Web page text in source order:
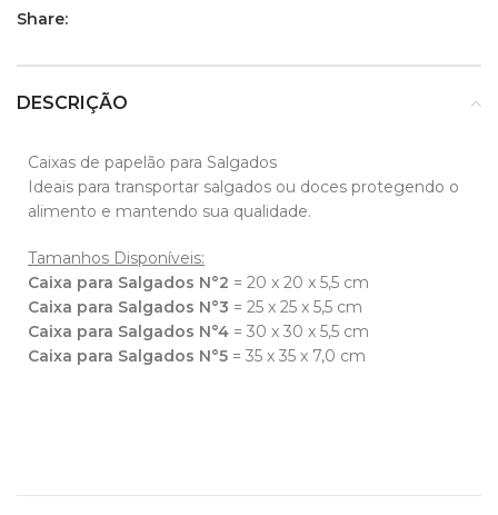
Share:
DESCRIÇÃO
Caixas de papelão para Salgados
Ideais para transportar salgados ou doces protegendo o
alimento e mantendo sua qualidade.
Tamanhos Disponíveis:
Caixa para Salgados N°2 = 20 x 20 x 5,5 cm
Caixa para Salgados N°3 = 25 x 25 x 5,5 cm
Caixa para Salgados N°4 = 30 x 30 x 5,5 cm
Caixa para Salgados N°5 = 35 x 35 x 7,0 cm